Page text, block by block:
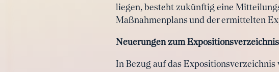
liegen, besteht zukünftig eine
Maßnahmenplans und der ermittelten
Neuerungen zum
In Bezug auf das